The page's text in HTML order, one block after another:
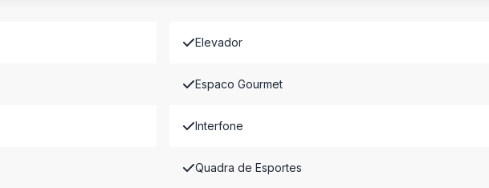
Elevador
Espaco Gourmet
Interfone
Quadra de Esportes